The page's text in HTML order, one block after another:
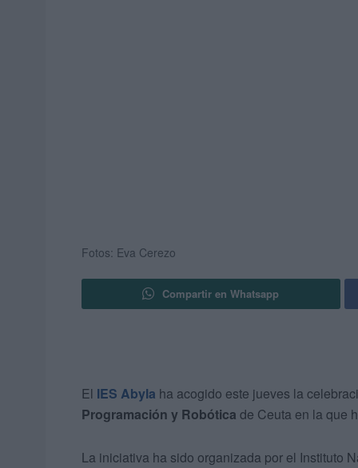
Fotos: Eva Cerezo
Compartir en Whatsapp
El IES Abyla ha acogido este jueves la
Programación y Robótica de Ceuta en la que
La iniciativa ha sido organizada por el Instituto